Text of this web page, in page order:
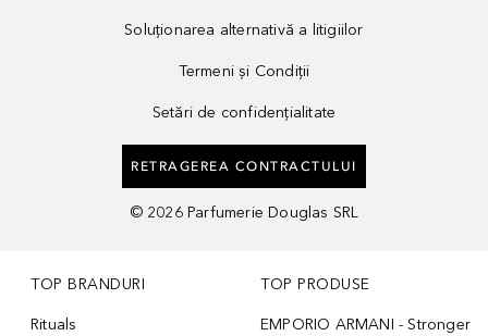
Soluționarea alternativă a litigiilor
Termeni și Condiții
Setări de confidențialitate
RETRAGEREA CONTRACTULUI
© 2026 Parfumerie Douglas SRL
TOP BRANDURI
Rituals
TOP PRODUSE
EMPORIO ARMANI - Stronger